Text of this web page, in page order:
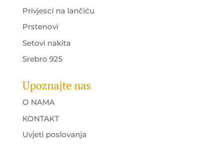
Privjesci na lančiću
Prstenovi
Setovi nakita
Srebro 925
Upoznajte nas
O NAMA
KONTAKT
Uvjeti poslovanja